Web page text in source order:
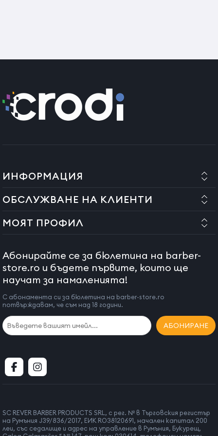
ИНФОРМАЦИЯ
ОБСЛУЖВАНЕ НА КЛИЕНТИ
МОЯТ ПРОФИЛ
Абонирайте се за бюлетина на barber-
store.ro и бъдете първите, които ще
научат за намаленията!
С абонамента си за бюлетина на barber-store.ro
потвърждавам, че съм над 18 години.
АБОНИРАНЕ
SC REVER BARBER PRODUCTS SRL, с рег. № в Търговския регистър
на Румъния J39/836/2017, ЕИК RO38120691, начален капитал 200
леи, със седалище и адрес на управление в Румъния, Букурещ,